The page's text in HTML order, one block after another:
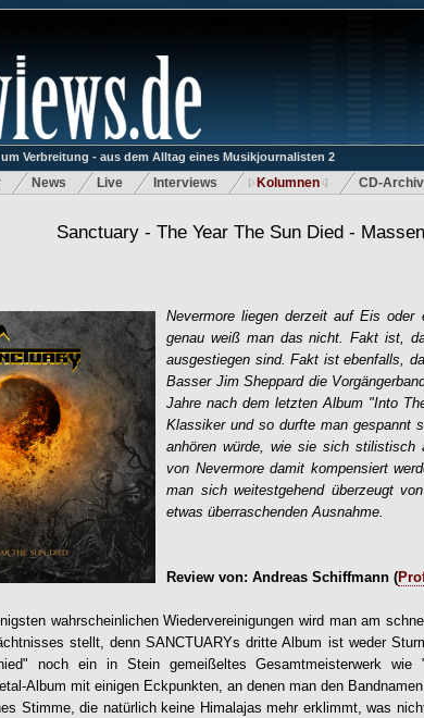
Verbreitung - aus dem Alltag eines Musikjournalisten 2
News Live Interviews Kolumnen CD-Archiv
Sanctuary - The Year The Sun Died -
Nevermore liegen derzeit auf Eis
genau weiß man das nicht. Fakt ist,
ausgestiegen sind. Fakt ist ebenfalls,
Basser Jim Sheppard die
Jahre nach dem letzten Album "Into
Klassiker und so durfte man gespannt
anhören würde, wie sie sich
von Nevermore damit kompensiert
man sich weitestgehend überzeugt
etwas überraschenden Ausnahme.
Review von: Andreas Schiffmann (
wahrscheinlichen Wiedervereinigungen wird man am
stellt, denn SANCTUARYs dritte Album ist weder
noch ein in Stein gemeißeltes Gesamtmeisterwerk
Album mit einigen Eckpunkten, an denen man den
Stimme, die natürlich keine Himalajas mehr erklimmt, was